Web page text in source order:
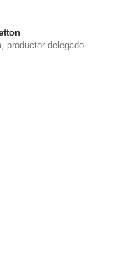
productor delegado